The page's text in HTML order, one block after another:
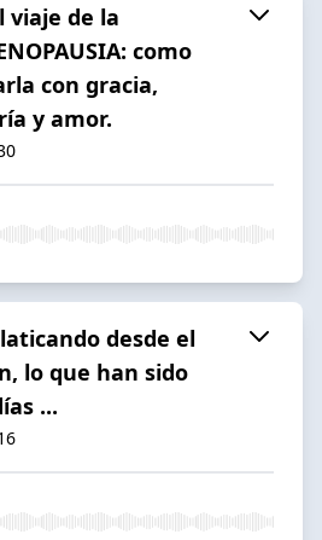
viaje de la
como
con gracia,
y amor.
desde el
lo que han sido
...